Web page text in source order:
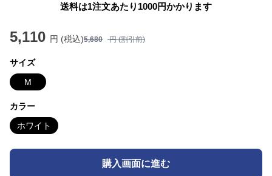
送料は1注文あたり 1000円かかります
5,110 円 (税込)5,680 円 (割引前)
サイズ
M
カラー
ホワイト
購入画面に進む